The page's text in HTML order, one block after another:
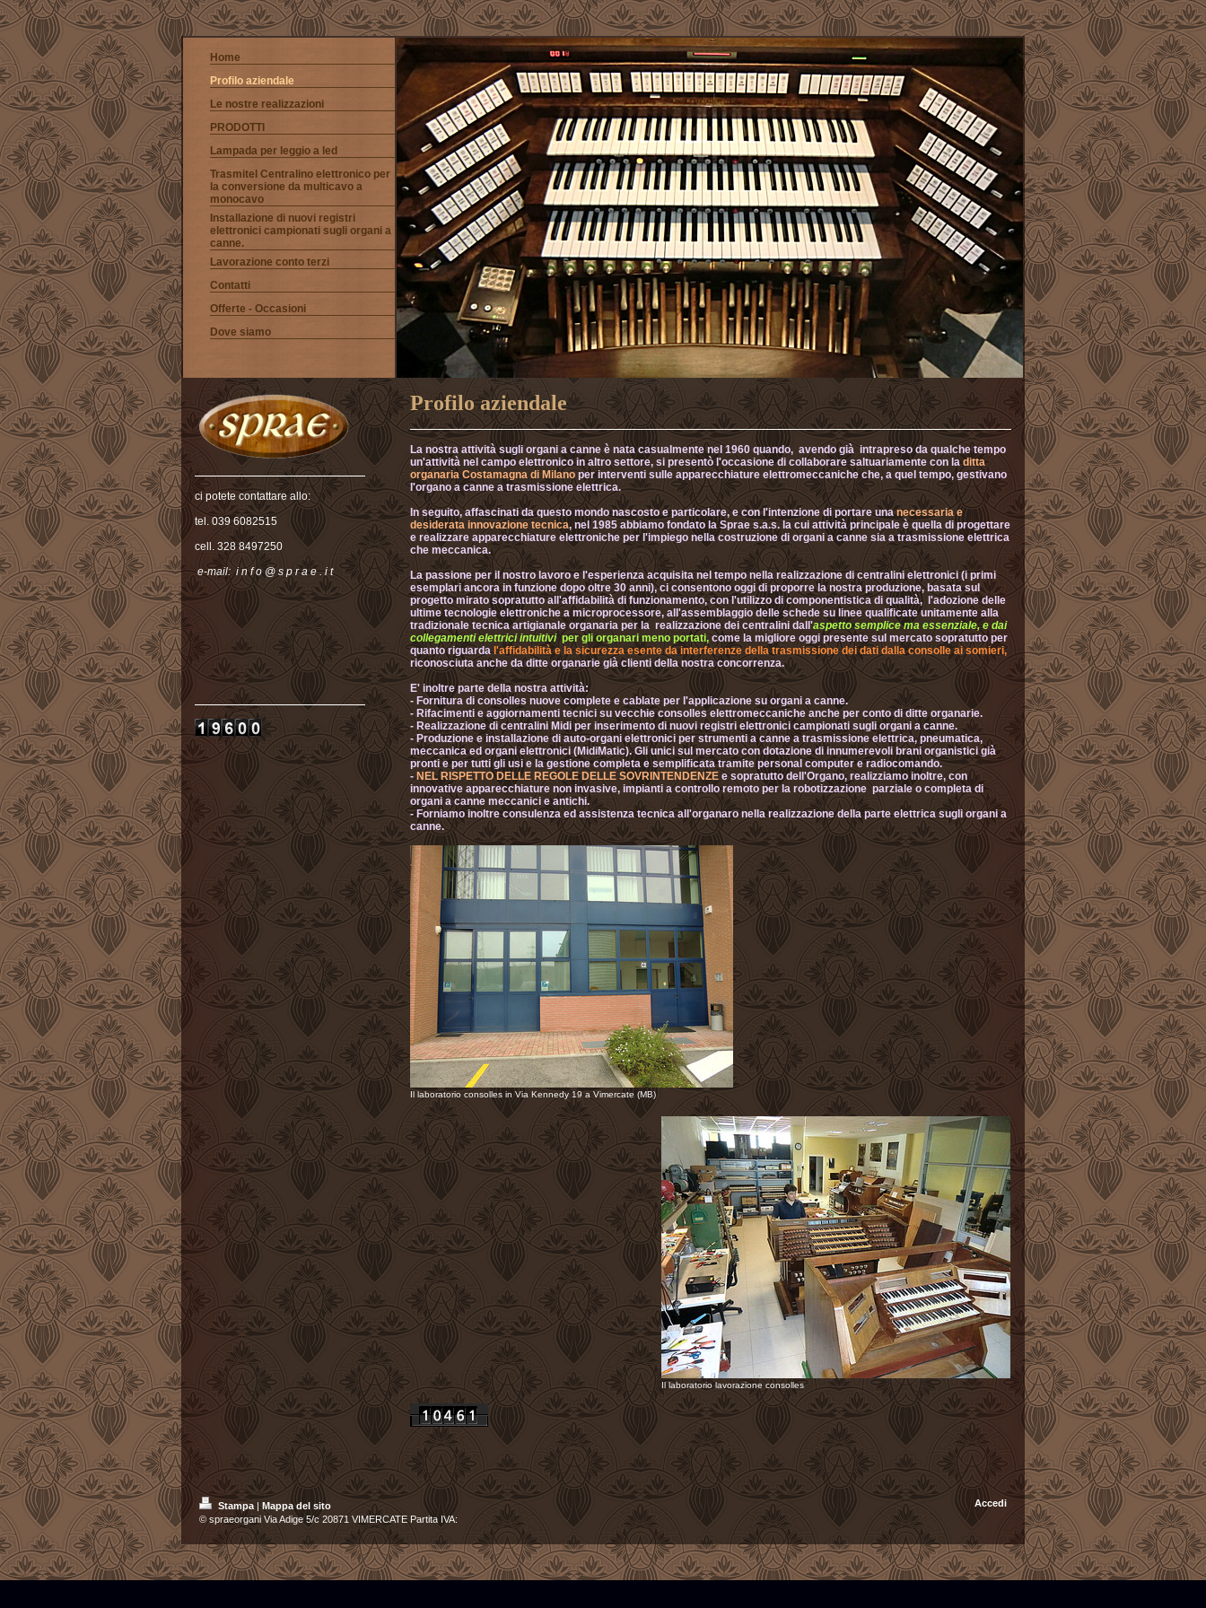
Home
Profilo aziendale
Le nostre realizzazioni
PRODOTTI
Lampada per leggio a led
Trasmitel Centralino elettronico per
la conversione da multicavo a
monocavo
Installazione di nuovi registri
elettronici campionati sugli organi a
canne.
Lavorazione conto terzi
Contatti
Offerte - Occasioni
Dove siamo
Profilo aziendale
La nostra attività sugli organi a canne è nata casualmente nel 1960 quando, avendo già intrapreso da qualche tempo
un'attività nel campo elettronico in altro settore, si presentò l'occasione di collaborare saltuariamente con laditta
organaria Costamagna di Milano per interventi sulle apparecchiature elettromeccaniche che, a quel tempo, gestivano
l'organo a canne a trasmissione elettrica.
In seguito, affascinati da questo mondo nascosto e particolare, e con l'intenzione di portare unanecessaria e
desiderata innovazione tecnica, nel 1985 abbiamo fondato la Sprae s.a.s. la cui attività principale è quella di progettare
e realizzare apparecchiature elettroniche per l'impiego nella costruzione di organi a canne sia a trasmissione elettrica
che meccanica.
La passione per il nostro lavoro e l'esperienza acquisita nel tempo nella realizzazione di centralini elettronici (i primi
esemplari ancora in funzione dopo oltre 30 anni), ci consentono oggi di proporre la nostra produzione, basata sul
progetto mirato sopratutto all'affidabilità di funzionamento, con l'utilizzo di componentistica di qualità, l'adozione delle
ultime tecnologie elettroniche a microprocessore, all'assemblaggio delle schede su linee qualificate unitamente alla
tradizionale tecnica artigianale organaria per la realizzazione dei centralini dall'aspetto semplice ma essenziale, e dai
collegamenti elettrici intuitiviper gli organari meno portati, come la migliore oggi presente sul mercato sopratutto per
quanto riguarda l'affidabilità e la sicurezza esente da interferenze della trasmissione dei dati dalla consolle ai somieri,
riconosciuta anche da ditte organarie già clienti della nostra concorrenza.
E' inoltre parte della nostra attività:
- Fornitura di consolles nuove complete e cablate per l'applicazione su organi a canne.
- Rifacimenti e aggiornamenti tecnici su vecchie consolles elettromeccaniche anche per conto di ditte organarie.
- Realizzazione di centralini Midi per inserimento di nuovi registri elettronici campionati sugli organi a canne.
- Produzione e installazione di auto-organi elettronici per strumenti a canne a trasmissione elettrica, pneumatica,
meccanica ed organi elettronici (MidiMatic). Gli unici sul mercato con dotazione di innumerevoli brani organistici già
pronti e per tutti gli usi e la gestione completa e semplificata tramite personal computer e radiocomando.
-NEL RISPETTO DELLE REGOLE DELLE SOVRINTENDENZE e sopratutto dell'Organo, realizziamo inoltre, con
innovative apparecchiature non invasive, impianti a controllo remoto per la robotizzazione parziale o completa di
organi a canne meccanici e antichi.
- Forniamo inoltre consulenza ed assistenza tecnica all'organaro nella realizzazione della parte elettrica sugli organi a
canne.
Il laboratorio consolles in Via Kennedy 19 a Vimercate (MB)
Il laboratorio lavorazione consolles
ci potete contattare allo:
tel. 039 6082515
cell. 328 8497250
e-mail: i n f o @ s p r a e . i t
Stampa| Mappa del sito
© spraeorgani Via Adige 5/c 20871 VIMERCATE Partita IVA:
Accedi